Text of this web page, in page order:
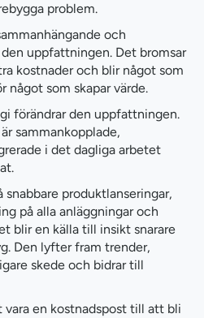
problem.
och
uppfattningen. Det bromsar
kostnader och blir något som
något som skapar värde.
förändrar den uppfattningen.
sammankopplade,
i det dagliga arbetet
snabbare produktlanseringar,
på alla anläggningar och
blir en källa till insikt snarare
Den lyfter fram trender,
skede och bidrar till
vara en kostnadspost till att bli